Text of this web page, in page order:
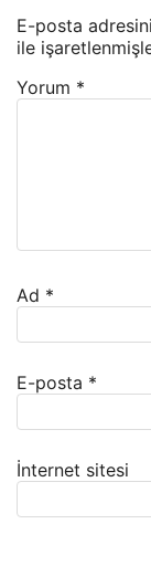
E-posta
ile
Yorum *
Ad *
E-posta *
İnternet sitesi